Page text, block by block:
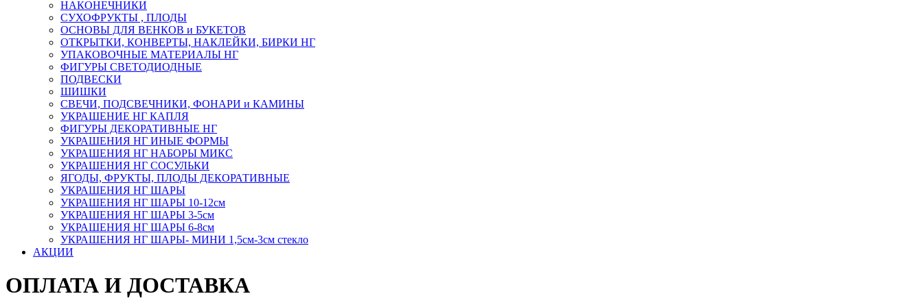
НАКОНЕЧНИКИ
СУХОФРУКТЫ , ПЛОДЫ
ОСНОВЫ ДЛЯ ВЕНКОВ и БУКЕТОВ
ОТКРЫТКИ, КОНВЕРТЫ, НАКЛЕЙКИ, БИРКИ НГ
УПАКОВОЧНЫЕ МАТЕРИАЛЫ НГ
ФИГУРЫ СВЕТОДИОДНЫЕ
ПОДВЕСКИ
ШИШКИ
СВЕЧИ, ПОДСВЕЧНИКИ, ФОНАРИ и КАМИНЫ
УКРАШЕНИЕ НГ КАПЛЯ
ФИГУРЫ ДЕКОРАТИВНЫЕ НГ
УКРАШЕНИЯ НГ ИНЫЕ ФОРМЫ
УКРАШЕНИЯ НГ НАБОРЫ МИКС
УКРАШЕНИЯ НГ СОСУЛЬКИ
ЯГОДЫ, ФРУКТЫ, ПЛОДЫ ДЕКОРАТИВНЫЕ
УКРАШЕНИЯ НГ ШАРЫ
УКРАШЕНИЯ НГ ШАРЫ 10-12см
УКРАШЕНИЯ НГ ШАРЫ 3-5см
УКРАШЕНИЯ НГ ШАРЫ 6-8см
УКРАШЕНИЯ НГ ШАРЫ- МИНИ 1,5см-3см стекло
АКЦИИ
ОПЛАТА И ДОСТАВКА